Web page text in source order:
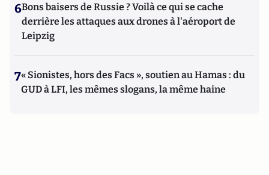
6Bons baisers de Russie ? Voilà ce qui se cache
derrière les attaques aux drones à l'aéroport de
Leipzig
7« Sionistes, hors des Facs », soutien au Hamas : du
GUD à LFI, les mêmes slogans, la même haine